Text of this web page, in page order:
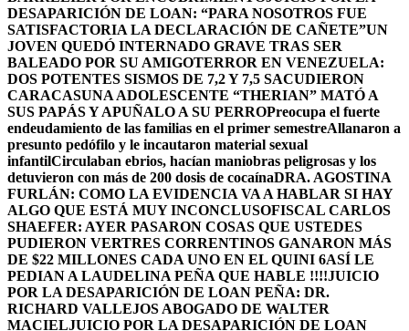
DESAPARICIÓN DE LOAN: “PARA NOSOTROS FUE
SATISFACTORIA LA DECLARACIÓN DE CAÑETE”UN
JOVEN QUEDÓ INTERNADO GRAVE TRAS SER
BALEADO POR SU AMIGOTERROR EN VENEZUELA:
DOS POTENTES SISMOS DE 7,2 Y 7,5 SACUDIERON
CARACASUNA ADOLESCENTE “THERIAN” MATÓ A
SUS PAPÁS Y APUÑALO A SU PERROPreocupa el fuerte
endeudamiento de las familias en el primer semestreAllanaron a
presunto pedófilo y le incautaron material sexual
infantilCirculaban ebrios, hacían maniobras peligrosas y los
detuvieron con más de 200 dosis de cocaínaDRA. AGOSTINA
FURLÁN: COMO LA EVIDENCIA VA A HABLAR SI HAY
ALGO QUE ESTÁ MUY INCONCLUSOFISCAL CARLOS
SHAEFER: AYER PASARON COSAS QUE USTEDES
PUDIERON VERTRES CORRENTINOS GANARON MÁS
DE $22 MILLONES CADA UNO EN EL QUINI 6ASÍ LE
PEDIAN A LAUDELINA PEÑA QUE HABLE !!!!JUICIO
POR LA DESAPARICIÓN DE LOAN PEÑA: DR.
RICHARD VALLEJOS ABOGADO DE WALTER
MACIELJUICIO POR LA DESAPARICIÓN DE LOAN